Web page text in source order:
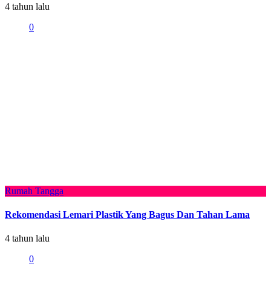
4 tahun lalu
0
Rumah Tangga
Rekomendasi Lemari Plastik Yang Bagus Dan Tahan Lama
4 tahun lalu
0